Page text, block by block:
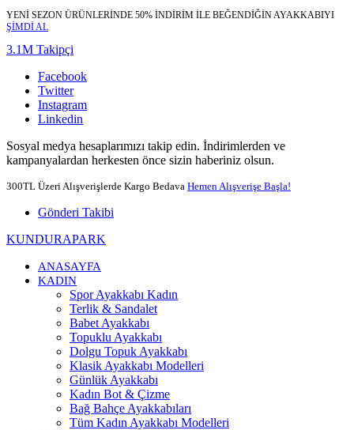
YENİ SEZON ÜRÜNLERİNDE 50% İNDİRİM İLE BEĞENDİĞİN AYAKKABIYI
ŞİMDİ AL
3.1M Takipçi
Facebook
Twitter
Instagram
Linkedin
Sosyal medya hesaplarımızı takip edin. İndirimlerden ve
kampanyalardan herkesten önce sizin haberiniz olsun.
300TL Üzeri Alışverişlerde Kargo Bedava Hemen Alışverişe Başla!
Gönderi Takibi
KUNDURAPARK
ANASAYFA
KADIN
Spor Ayakkabı Kadın
Terlik & Sandalet
Babet Ayakkabı
Topuklu Ayakkabı
Dolgu Topuk Ayakkabı
Klasik Ayakkabı Modelleri
Günlük Ayakkabı
Kadın Bot & Çizme
Bağ Bahçe Ayakkabıları
Tüm Kadın Ayakkabı Modelleri